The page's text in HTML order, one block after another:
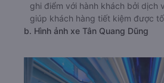
ghi điểm với hành khách bởi dịch
giúp khách hàng tiết kiệm được
b. Hình ảnh xe Tân Quang Dũng